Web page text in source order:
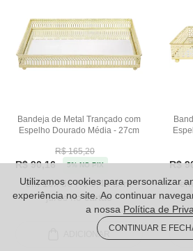
Bandeja de Metal Trançado com
Espelho Dourado Média - 27cm
R$ 165,20
R$ 90,16 5% NO PIX
em 10x de R$ 9,49 sem
juros no cartão
ADICIONAR
R$
Utilizamos cookies para personalizar
experiência no site. Ao continuar
a nossa Política de
CONTINUAR E